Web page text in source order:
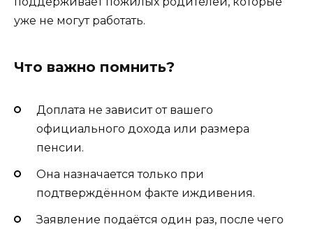
уже не могут работать.
Что важно помнить?
Доплата не зависит от вашего
официального дохода или размера
пенсии.
Она назначается только при
подтверждённом факте иждивения.
Заявление подаётся один раз, после чего